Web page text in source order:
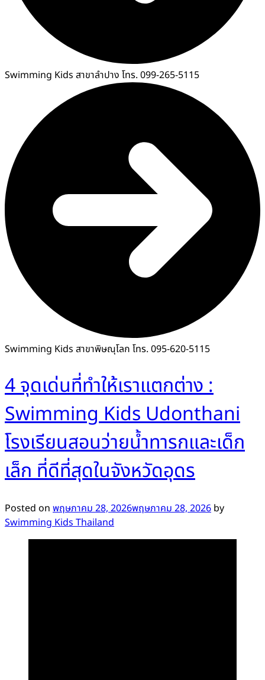
Swimming Kids สาขาลำปาง โทร. 099-265-5115
Swimming Kids สาขาพิษณุโลก โทร. 095-620-5115
4 จุดเด่นที่ทำให้เราแตกต่าง :
Swimming Kids Udonthani
โรงเรียนสอนว่ายน้ำทารกและเด็ก
เล็ก ที่ดีที่สุดในจังหวัดอุดร
Posted on พฤษภาคม 28, 2026พฤษภาคม 28, 2026 by
Swimming Kids Thailand